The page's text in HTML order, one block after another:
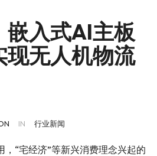
嵌入式AI主板
现无人机物流
IN 行业新闻
“宅经济”等新兴消费理念兴起的